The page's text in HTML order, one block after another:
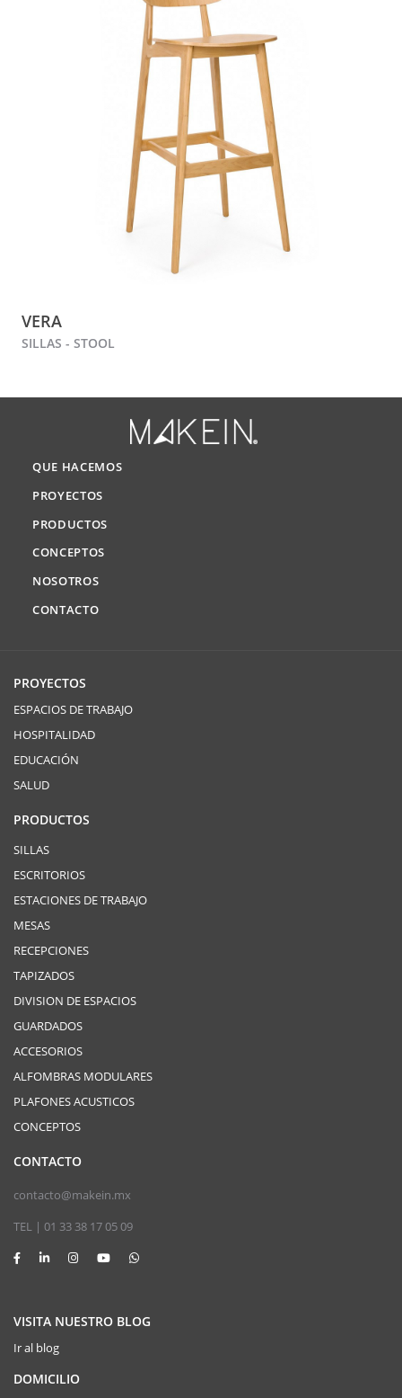
VERA
SILLAS - STOOL
QUE HACEMOS
PROYECTOS
PRODUCTOS
CONCEPTOS
NOSOTROS
CONTACTO
PROYECTOS
ESPACIOS DE TRABAJO
HOSPITALIDAD
EDUCACIÓN
SALUD
PRODUCTOS
SILLAS
ESCRITORIOS
ESTACIONES DE TRABAJO
MESAS
RECEPCIONES
TAPIZADOS
DIVISION DE ESPACIOS
GUARDADOS
ACCESORIOS
ALFOMBRAS MODULARES
PLAFONES ACUSTICOS
CONCEPTOS
CONTACTO
contacto@makein.mx
TEL | 01 33 38 17 05 09
VISITA NUESTRO BLOG
Ir al blog
DOMICILIO